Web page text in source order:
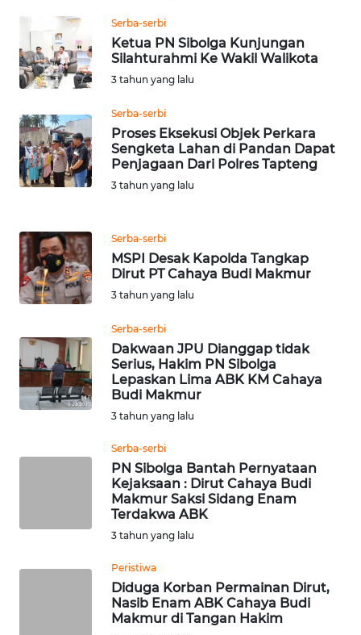
Serba-serbi
Ketua PN Sibolga Kunjungan
Silahturahmi Ke Wakil Walikota
3 tahun yang lalu
Serba-serbi
Proses Eksekusi Objek Perkara
Sengketa Lahan di Pandan Dapat
Penjagaan Dari Polres Tapteng
3 tahun yang lalu
Serba-serbi
MSPI Desak Kapolda Tangkap
Dirut PT Cahaya Budi Makmur
3 tahun yang lalu
Serba-serbi
Dakwaan JPU Dianggap tidak
Serius, Hakim PN Sibolga
Lepaskan Lima ABK KM Cahaya
Budi Makmur
3 tahun yang lalu
Serba-serbi
PN Sibolga Bantah Pernyataan
Kejaksaan : Dirut Cahaya Budi
Makmur Saksi Sidang Enam
Terdakwa ABK
3 tahun yang lalu
Peristiwa
Diduga Korban Permainan Dirut,
Nasib Enam ABK Cahaya Budi
Makmur di Tangan Hakim
INFO
IKLAN
KAMI
PEDOMAN
MEDIA
SIBER
REDAKSI
KARIR
Wahana
News
Regional
JABAR